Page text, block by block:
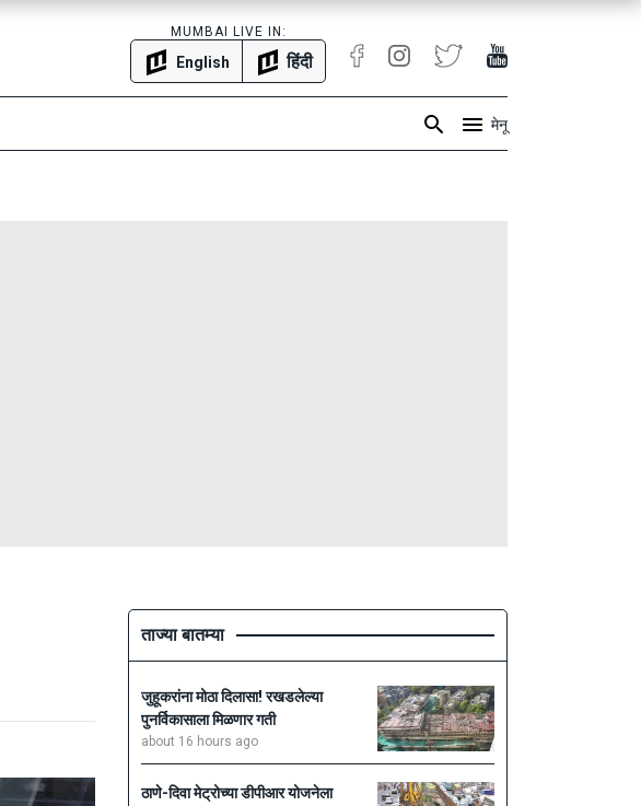
MUMBAI LIVE IN:
English हिंदी
मेनू
ताज्या बातम्या
जुहूकरांना मोठा दिलासा! रखडलेल्या
पुनर्विकासाला मिळणार गती
about 16 hours ago
ठाणे-दिवा मेट्रोच्या डीपीआर योजनेला